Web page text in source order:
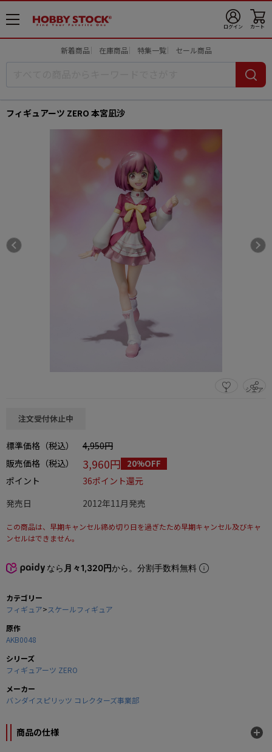
メ
ニ
ログイン カート
新着商品 在庫商品 特集一覧 セール商品
フィギュアーツ ZERO 本宮凪沙
1 シェア
この商品をシェアする
注文受付休止中
標準価格（税込）
4,950円
販売価格（税込）
3,960円 20%OFF
ポイント
36ポイント還元
発売日
2012年11月発売
この商品は、早期キャンセル締め切り日を過ぎたため早期キャンセル及びキャ
ンセルはできません。
なら 月々1,320円から。分割手数料無料
カテゴリー
フィギュア>スケールフィギュア
原作
AKB0048
シリーズ
フィギュアーツ ZERO
メーカー
バンダイスピリッツ コレクターズ事業部
商品の仕様